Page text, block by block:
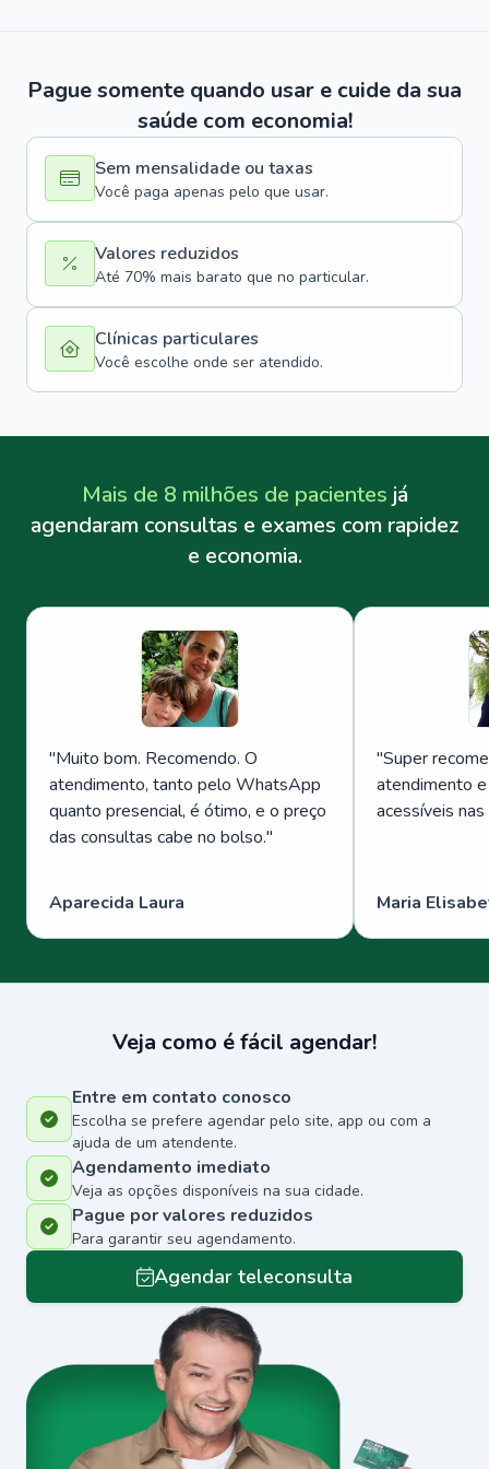
Pague somente quando usar e cuide da sua
saúde com economia!
Sem mensalidade ou taxas
Você paga apenas pelo que usar.
Valores reduzidos
Até 70% mais barato que no particular.
Clínicas particulares
Você escolhe onde ser atendido.
Mais de 8 milhões de pacientes já
agendaram consultas e exames com rapidez
e economia.
"Muito bom. Recomendo. O
atendimento, tanto pelo WhatsApp
quanto presencial, é ótimo, e o preço
das consultas cabe no bolso."
Aparecida Laura
"Super
atendimento
acessíveis
Maria
Veja como é fácil agendar!
Entre em contato conosco
Escolha se prefere agendar pelo site, app ou com a
ajuda de um atendente.
Agendamento imediato
Veja as opções disponíveis na sua cidade.
Pague por valores reduzidos
Para garantir seu agendamento.
Agendar teleconsulta